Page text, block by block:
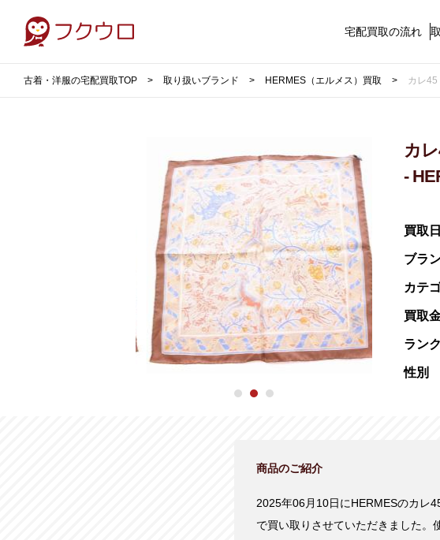
宅配買取の流れ
古着・洋服の宅配買取TOP 取り扱いブランド HERMES（エルメス）買取 カレ45
カ
-
買取日
ブラ
カテ
買取
ランク
性別
商品のご紹介
2025年06月10日にHERMESのカレ
で買い取りさせていただきました。